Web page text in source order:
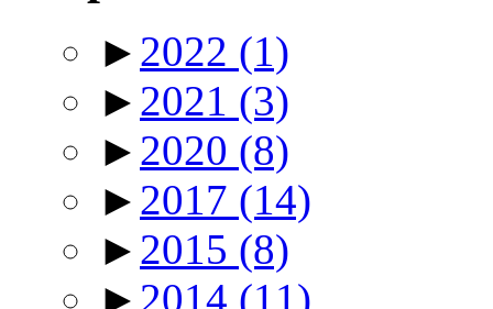
► 2022 (1)
► 2021 (3)
► 2020 (8)
► 2017 (14)
► 2015 (8)
► 2014 (11)